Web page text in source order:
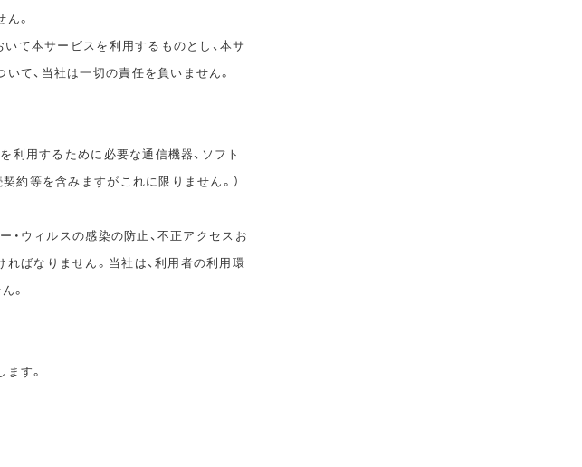
。
て本サービスを利用するものとし、本サ
て、当社は一切の責任を負いません。
利用するために必要な通信機器、ソフト
約等を含みますがこれに限りません。）
・ウィルスの感染の防止、不正アクセスお
ばなりません。当社は、利用者の利用環
。
す。